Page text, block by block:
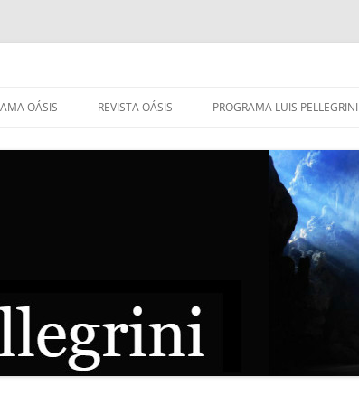
OÁSIS REVISTA OÁSIS PROGRAMA LUIS PELLEGRINI